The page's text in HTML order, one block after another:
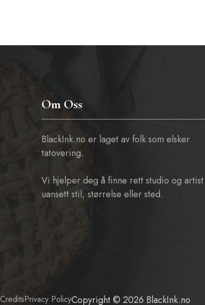
Om Oss
BlackInk.no er laget av folk som elsker
tatovering.
Vi hjelper deg å finne rett studio og
uansett stil, størrelse eller sted.
CreditsPrivacy PolicyCopyright © 2026 BlackInk.no